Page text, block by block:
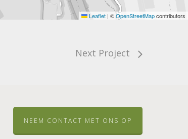
Leaflet | ©OpenStreetMapcontributors
Next Project
NEEM CONTACT MET ONS OP